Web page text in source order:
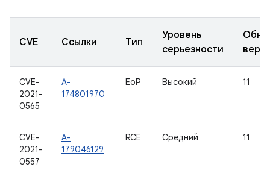
CVE Ссылки Тип
Уровень
серьезности
CVE-
2021-
0565
A-
174801970
EoP Высокий 11
CVE-
2021-
0557
A-
179046129
RCE Средний 11